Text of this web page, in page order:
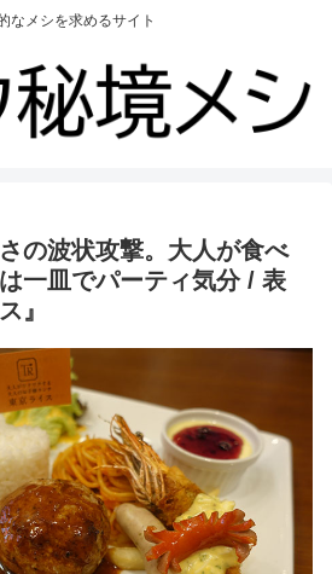
なメシを求めるサイト
の波状攻撃。大人が食べ
一皿でパーティ気分 / 表
』